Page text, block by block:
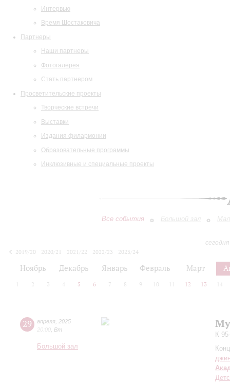
Интервью
Время Шостаковича
Партнеры
Наши партнеры
Фотогалерея
Стать партнером
Просветительские проекты
Творческие встречи
Выставки
Издания филармонии
Образовательные программы
Инклюзивные и специальные проекты
Все события Большой зал
2019/20
2020/21 2021/22 2022/23
2023/24
Ноябрь Декабрь Январь Февраль Март
2 3 4 5 6 7 8 9 10 12 13 14
29 апреля 2025
20:00 Вт
Большой зал
К